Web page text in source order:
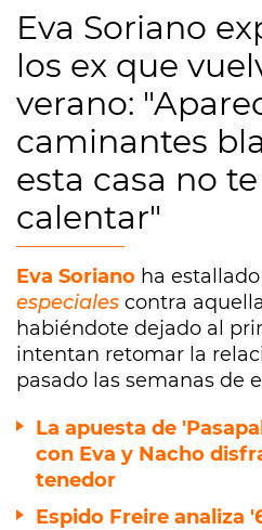
Eva Soriano
los ex que
verano:
caminantes
esta casa no te
calentar"
Eva Soriano ha
especiales contra
habiéndote dejado al
intentan retomar la
pasado las semanas de
La apuesta de
con Eva y Nacho
tenedor
Espido Freire analiza